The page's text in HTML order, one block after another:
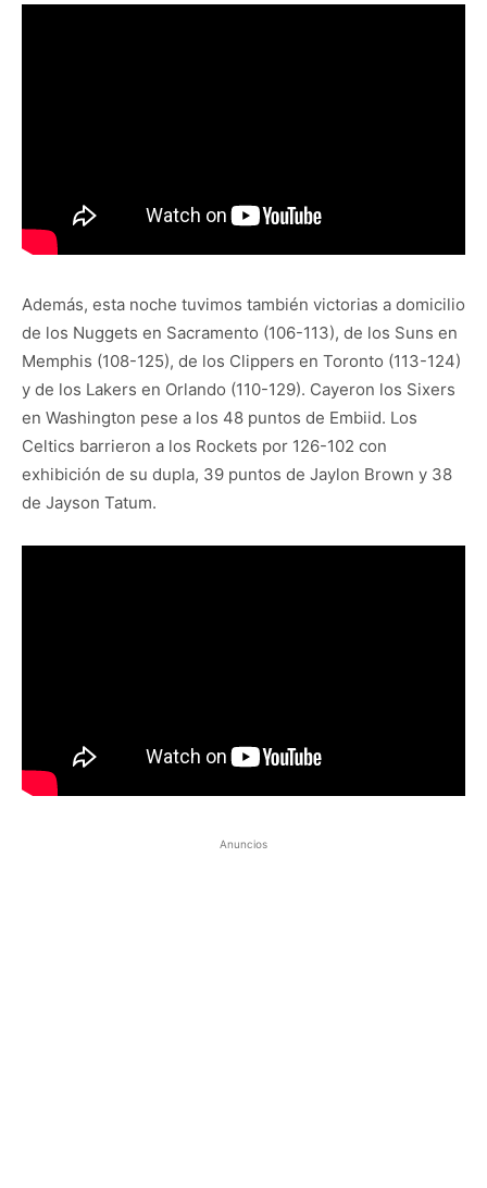
Además, esta noche tuvimos también victorias a domicilio
de los Nuggets en Sacramento (106-113), de los Suns en
Memphis (108-125), de los Clippers en Toronto (113-124)
y de los Lakers en Orlando (110-129). Cayeron los Sixers
en Washington pese a los 48 puntos de Embiid. Los
Celtics barrieron a los Rockets por 126-102 con
exhibición de su dupla, 39 puntos de Jaylon Brown y 38
de Jayson Tatum.
Anuncios